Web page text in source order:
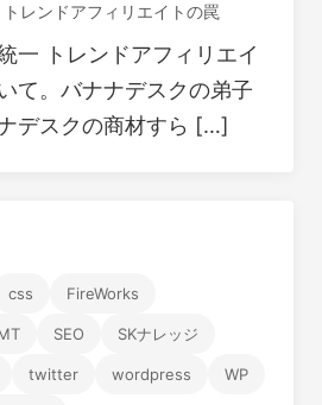
レンドアフィリエイトの罠
一 トレンドアフィリエイ
て。バナナデスクの弟子
デスクの商材すら […]
css FireWorks
SEO SKナレッジ
twitter wordpress WP